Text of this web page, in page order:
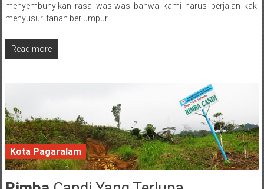
menyembunyikan rasa was-was bahwa kami harus berjalan kaki
menyusuri tanah berlumpur
Read more
Kota Pagaralam